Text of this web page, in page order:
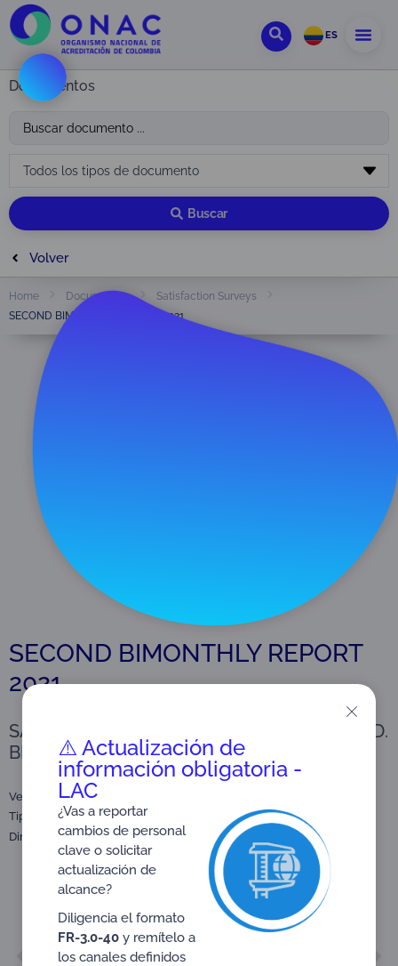
ES
Documentos
Buscar
Volver
Home Documentos
Satisfaction Surveys
SECOND BIMONTHLY REPORT 2021
SECOND BIMONTHLY REPORT
2021
SATISFACTION SURVEY REPORT OF THE 2ND.
BIMESTER OF 2021
Versión:
Tipo:
Satisfaction Surveys
Dirigido a:Stakeholders and the general public
ANTERIOR
⚠️ Actualización de
información obligatoria -
LAC
¿Vas a reportar
cambios de personal
clave o solicitar
actualización de
alcance?
Diligencia el formato
FR-3.0-40y remítelo a
los canales definidos